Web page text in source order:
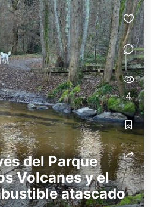
del Parque
Volcanes y el
atascado
4